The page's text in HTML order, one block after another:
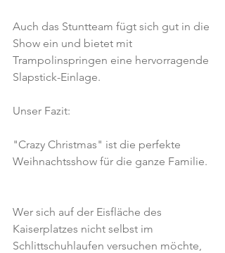
Auch das Stuntteam fügt sich gut in die
Show ein und bietet mit
Trampolinspringen eine hervorragende
Slapstick-Einlage.
Unser Fazit:
"Crazy Christmas" ist die perfekte
Weihnachtsshow für die ganze Familie.
Wer sich auf der Eisfläche des
Kaiserplatzes nicht selbst im
Schlittschuhlaufen versuchen möchte,